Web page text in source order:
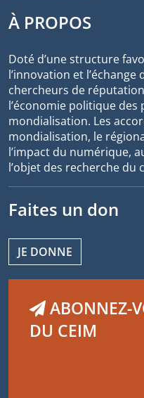
À PROPOS
Doté d’une structure
l’innovation et l’échange
chercheurs de
l’économie politique
mondialisation. Les
mondialisation, le
l’impact du numérique,
l’objet des recherche du
Faites un don
JE DONNE
ABONNEZ-
DU CEIM